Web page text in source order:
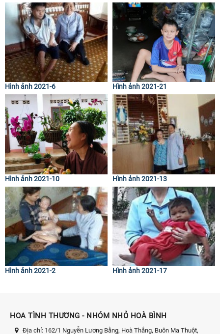
Hình ảnh 2021-6 Hình ảnh 2021-21
Hình ảnh 2021-10 Hình ảnh 2021-13
Hình ảnh 2021-2 Hình ảnh 2021-17
HOA TÌNH THƯƠNG - NHÓM NHỎ HOÀ BÌNH
Địa chỉ: 162/1 Nguyễn Lương Bằng, Hoà Thắng, Buôn Ma Thuột,